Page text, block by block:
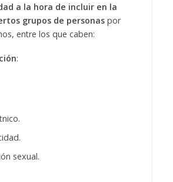
a la hora de incluir en la
grupos de personaspor
entre los que caben:
:
sexual.